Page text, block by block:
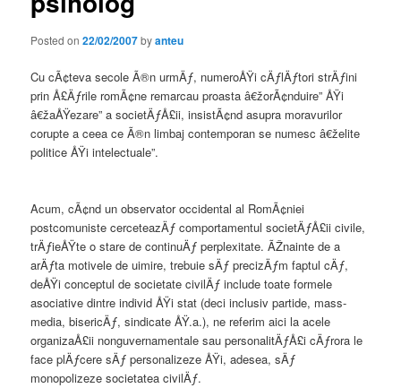
Posted on22/02/2007byanteu
Cu cÃ¢teva secole Ã®n urmÄƒ, numeroÅŸi cÄƒlÄƒtori strÄƒini
prin Å£Äƒrile romÃ¢ne remarcau proasta â€žorÃ¢nduire” ÅŸi
â€žaÅŸezare” a societÄƒÅ£ii, insistÃ¢nd asupra moravurilor
corupte a ceea ce Ã®n limbaj contemporan se numesc â€želite
politice ÅŸi intelectuale”.
Acum, cÃ¢nd un observator occidental al RomÃ¢niei
postcomuniste cerceteazÄƒ comportamentul societÄƒÅ£ii civile,
trÄƒieÅŸte o stare de continuÄƒ perplexitate. ÃŽnainte de a
arÄƒta motivele de uimire, trebuie sÄƒ precizÄƒm faptul cÄƒ,
deÅŸi conceptul de societate civilÄƒ include toate formele
asociative dintre individ ÅŸi stat (deci inclusiv partide, mass-
media, bisericÄƒ, sindicate ÅŸ.a.), ne referim aici la acele
organizaÅ£ii nonguvernamentale sau personalitÄƒÅ£i cÄƒrora le
face plÄƒcere sÄƒ personalizeze ÅŸi, adesea, sÄƒ
monopolizeze societatea civilÄƒ.